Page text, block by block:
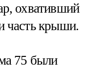
охвативший
часть крыши.
75 были